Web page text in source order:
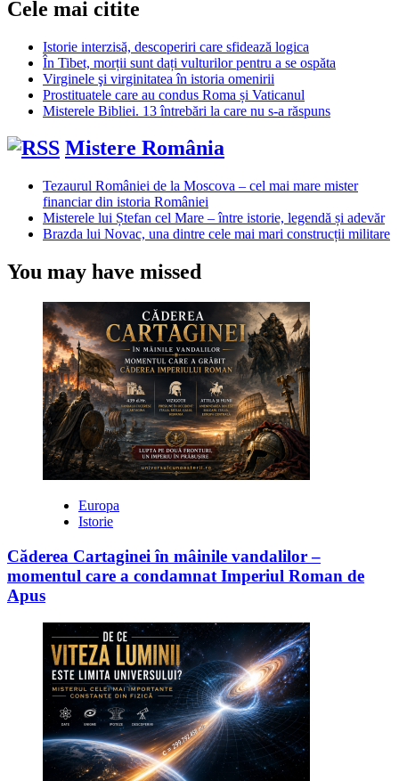
Cele mai citite
Istorie interzisă, descoperiri care sfidează logica
În Tibet, morții sunt dați vulturilor pentru a se ospăta
Virginele şi virginitatea în istoria omenirii
Prostituatele care au condus Roma și Vaticanul
Misterele Bibliei. 13 întrebări la care nu s-a răspuns
Mistere România
Tezaurul României de la Moscova – cel mai mare mister
financiar din istoria României
Misterele lui Ștefan cel Mare – între istorie, legendă și adevăr
Brazda lui Novac, una dintre cele mai mari construcții militare
You may have missed
Europa
Istorie
Căderea Cartaginei în mâinile vandalilor –
momentul care a condamnat Imperiul Roman de
Apus